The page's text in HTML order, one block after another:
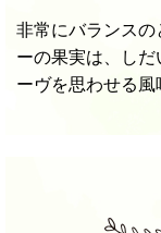
非常にバランスの
ーの果実は、し
ーヴを思わせる風